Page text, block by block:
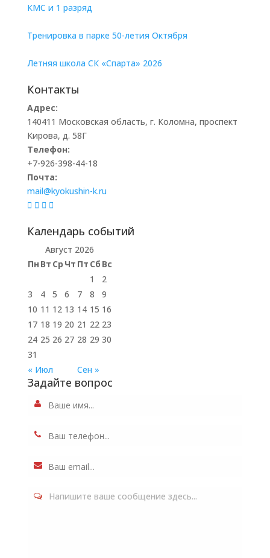
КМС и 1 разряд
Тренировка в парке 50-летия Октября
Летняя школа СК «Спарта» 2026
Контакты
Адрес:
140411 Московская область, г. Коломна, проспект
Кирова, д. 58Г
Телефон:
+7-926-398-44-18
Почта:
mail@kyokushin-k.ru
Календарь событий
Август 2026
Пн Вт Ср Чт Пт Сб Вс
« Июл Сен »
1
2
3
4 5 6 7 8
9
10 11 12 13 14 15 16
17 18 19 20 21 22 23
24 25 26 27 28 29 30
31
Задайте вопрос
Напишите ваше сообщение здесь...